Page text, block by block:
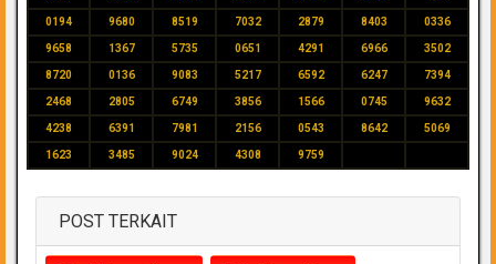
0194 9680 8519 7032 2879 8403 0336
9658 1367 5735 0651 4291 6966 3502
8720 0136 9083 5217 6592 6247 7394
2468 2805 6749 3856 1566 0745 9632
4238 6391 7981 2156 0543 8642 5069
1623 3485 9024 4308 9759
POST TERKAIT